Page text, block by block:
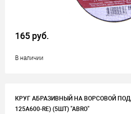
165 руб.
В наличии
КРУГ АБРАЗИВНЫЙ НА ВОРСОВОЙ
125A600-RE) (5ШТ) "ABRO"